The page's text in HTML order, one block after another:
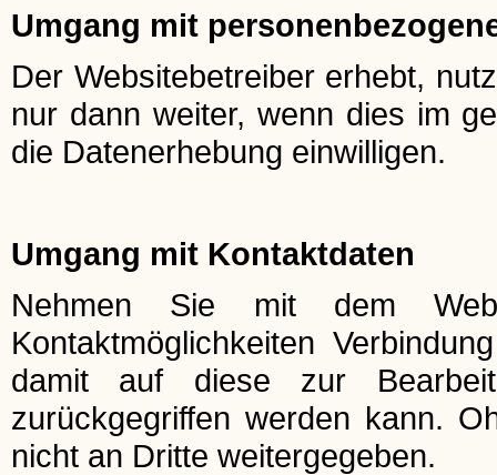
Umgang mit
Der Websitebetreiber erhebt,
nur dann weiter, wenn dies im
die Datenerhebung einwilligen.
Umgang mit Kontaktdaten
Nehmen Sie mit dem
Kontaktmöglichkeiten
damit auf diese zur
zurückgegriffen werden kann.
nicht an Dritte weitergegeben.